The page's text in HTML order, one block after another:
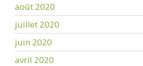
août 2020
juillet 2020
juin 2020
avril 2020